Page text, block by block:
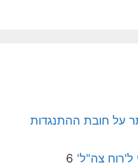
על חובת ההתנגדות
ל'רוח צה"ל' 6